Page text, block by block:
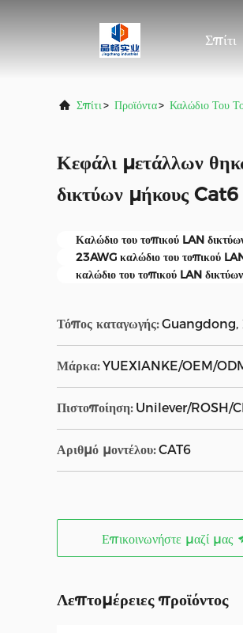
Σπίτι
Σπίτι> Προϊόντα> Καλώδιο Του
Κεφάλι μετάλλων
δικτύων μήκους Cat6
Καλώδιο του τοπικού LAN
23AWG καλώδιο του τοπικού
καλώδιο του τοπικού LAN
Τόπος καταγωγής: Guangdong,
Μάρκα: YUEXIANKE/OEM/
Πιστοποίηση: Unilever/ROSH/
Αριθμό μοντέλου: CAT6
Επικοινωνήστε μαζί μας
Λεπτομέρειες προϊόντος